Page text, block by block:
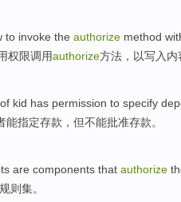
to invoke the authorize method
权限调用authorize方法 ， 以写入 内
of kid has permission to specify
能指定存款 ， 但不能批准存款。
are components that authorize
规则集。